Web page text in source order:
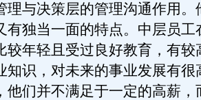
理与决策层的管理沟通作用。
有独当一面的特点。中层员工
较年轻且受过良好教育，有较
知识，对未来的事业发展有很
他们并不满足于一定的高薪，